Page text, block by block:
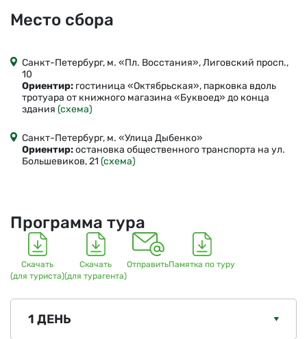
Место сбора
Санкт-Петербург, м. «Пл. Восстания», Лиговский просп.,
10
Ориентир: гостиница «Октябрьская», парковка вдоль
тротуара от книжного магазина «Буквоед» до конца
здания (схема)
Санкт-Петербург, м. «Улица Дыбенко»
Ориентир:остановка общественного транспорта на ул.
Большевиков, 21 (схема)
Программа тура
Скачать
(для туриста)
Скачать
(для турагента)
ОтправитьПамятка по туру
1 ДЕНЬ